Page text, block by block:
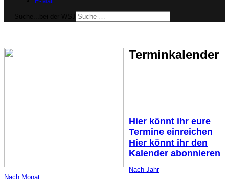
Terminkalender
Hier könnt ihr eure
Termine einreichen
Hier könnt ihr den
Kalender abonnieren
Nach Jahr
Nach Monat